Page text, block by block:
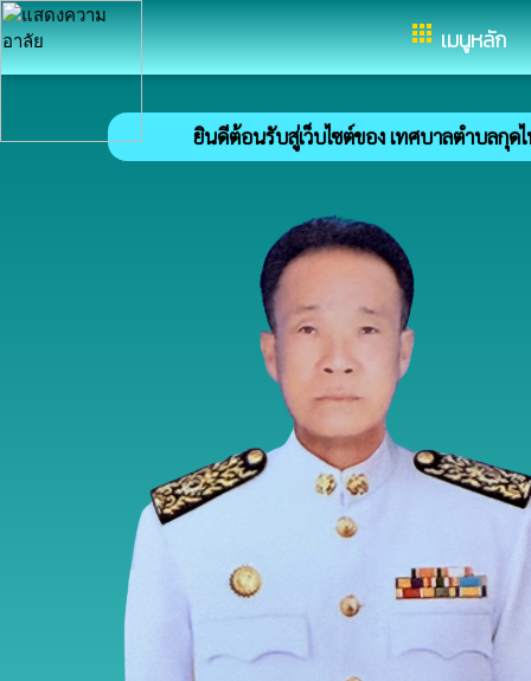
appsเมนูหลัก
อำเภอกุดบาก จังหวัดสกลนคร
ยินดีต้อนรับสู่เว็บไซต์ของ เทศบาลตำบลกุดไห